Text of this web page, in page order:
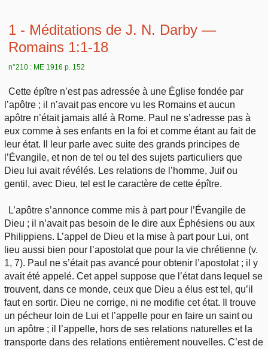
Vie pratique
Mariage, famille
Sujets de A à Z
Dictionnaires bibliques
1 - Méditations de J. N. Darby —
Romains 1:1-18
n°210 : ME 1916 p. 152
Cette épître n’est pas adressée à une Église fondée par
l’apôtre ; il n’avait pas encore vu les Romains et aucun
apôtre n’était jamais allé à Rome. Paul ne s’adresse pas à
eux comme à ses enfants en la foi et comme étant au fait de
leur état. Il leur parle avec suite des grands principes de
l’Évangile, et non de tel ou tel des sujets particuliers que
Dieu lui avait révélés. Les relations de l’homme, Juif ou
gentil, avec Dieu, tel est le caractère de cette épître.
L’apôtre s’annonce comme mis à part pour l’Évangile de
Dieu ; il n’avait pas besoin de le dire aux Éphésiens ou aux
Philippiens. L’appel de Dieu et la mise à part pour Lui, ont
lieu aussi bien pour l’apostolat que pour la vie chrétienne (v.
1, 7). Paul ne s’était pas avancé pour obtenir l’apostolat ; il y
avait été appelé. Cet appel suppose que l’état dans lequel se
trouvent, dans ce monde, ceux que Dieu a élus est tel, qu’il
faut en sortir. Dieu ne corrige, ni ne modifie cet état. Il trouve
un pécheur loin de Lui et l’appelle pour en faire un saint ou
un apôtre ; il l’appelle, hors de ses relations naturelles et la
transporte dans des relations entièrement nouvelles. C’est de